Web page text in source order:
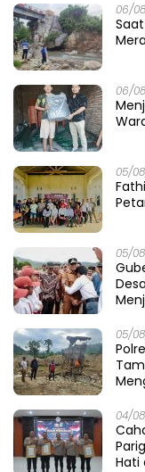
06/
06/
05/
05/
05/
04/
Hati